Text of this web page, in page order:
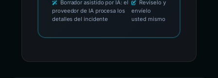
Borrador asistido por IA: el
proveedor de IA procesa los
detalles del incidente
Revíselo y
envíelo
usted mismo